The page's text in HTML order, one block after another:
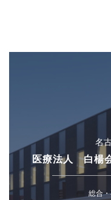
名
医療法人 白楊
総合